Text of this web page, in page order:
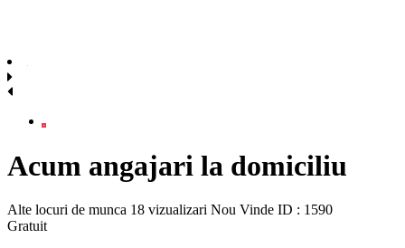
Acum angajari la domiciliu
Alte locuri de munca 18 vizualizari Nou Vinde ID : 1590
Gratuit